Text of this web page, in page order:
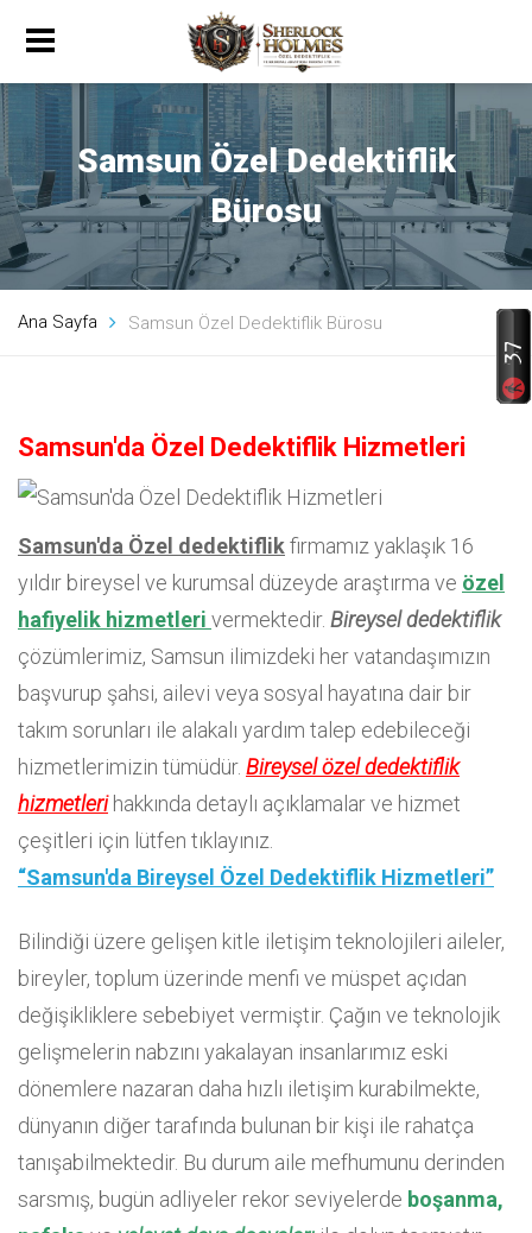
Samsun Özel Dedektiflik
Bürosu
Ana Sayfa Samsun Özel Dedektiflik Bürosu
Samsun'da Özel Dedektiflik Hizmetleri
Samsun'da Özel dedektiflikfirmamız yaklaşık 16
yıldır bireysel ve kurumsal düzeyde araştırma ve özel
hafiyelik hizmetleri vermektedir. Bireysel dedektiflik
çözümlerimiz, Samsun ilimizdeki her vatandaşımızın
başvurup şahsi, ailevi veya sosyal hayatına dair bir
takım sorunları ile alakalı yardım talep edebileceği
hizmetlerimizin tümüdür. Bireysel özel dedektiflik
hizmetlerihakkında detaylı açıklamalar ve hizmet
çeşitleri için lütfen tıklayınız.
“Samsun'da Bireysel Özel Dedektiflik Hizmetleri”
Bilindiği üzere gelişen kitle iletişim teknolojileri aileler,
bireyler, toplum üzerinde menfi ve müspet açıdan
değişikliklere sebebiyet vermiştir. Çağın ve teknolojik
gelişmelerin nabzını yakalayan insanlarımız eski
dönemlere nazaran daha hızlı iletişim kurabilmekte,
dünyanın diğer tarafında bulunan bir kişi ile rahatça
tanışabilmektedir. Bu durum aile mefhumunu derinden
sarsmış, bugün adliyeler rekor seviyelerde boşanma,